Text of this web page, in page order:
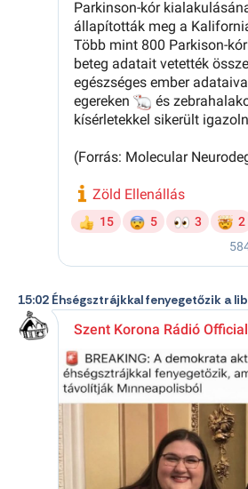
15:02 Éhségsztrájkkal fenyegetőzik a